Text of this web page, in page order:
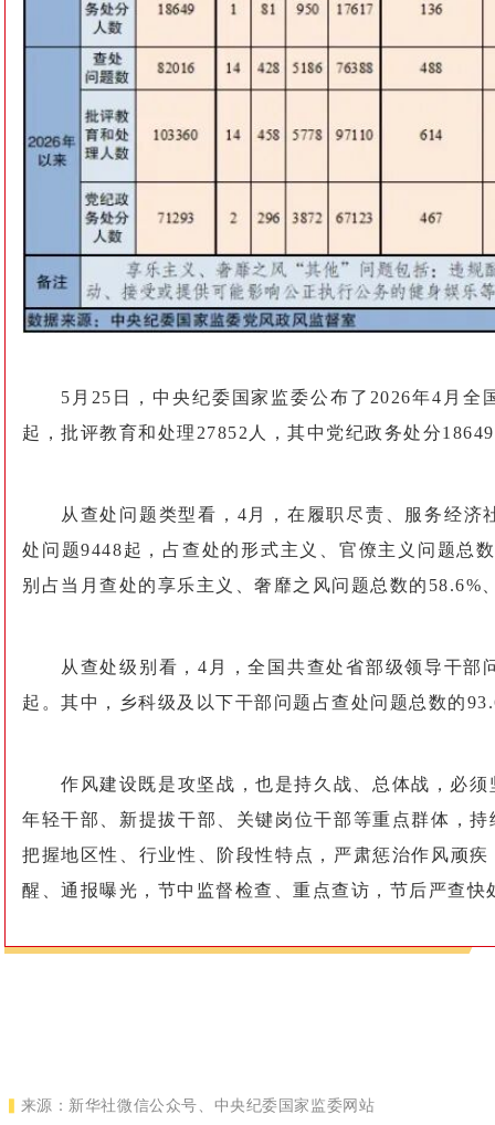
5月25日，中央纪委国家监委公布了2026年4月
起，批评教育和处理27852人，其中党纪政务处分
从查处问题类型看，4月，在履职尽责、服务经
处问题9448起，占查处的形式主义、官僚主义问题总
别占当月查处的享乐主义、奢靡之风问题总数的58.6%
从查处级别看，4月，全国共查处省部级领导干
起。其中，乡科级及以下干部问题占查处问题总数的
作风建设既是攻坚战，也是持久战、总体战，必
年轻干部、新提拔干部、关键岗位干部等重点群体，
把握地区性、行业性、阶段性特点，严肃惩治作风顽
醒、通报曝光，节中监督检查、重点查访，节后严查
▍ 来源：新华社微信公众号、中央纪委国家监委网站